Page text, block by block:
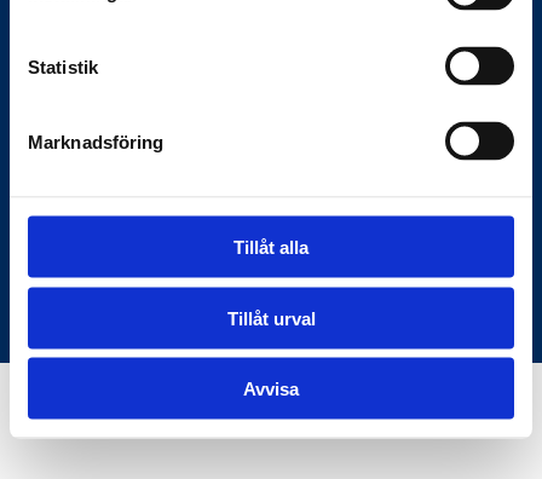
Statistik
Marknadsföring
Tillåt alla
Tillåt urval
Avvisa
myndigheter och samhället — den digitala
Om oss
© Copyright Anslagstavlan.se